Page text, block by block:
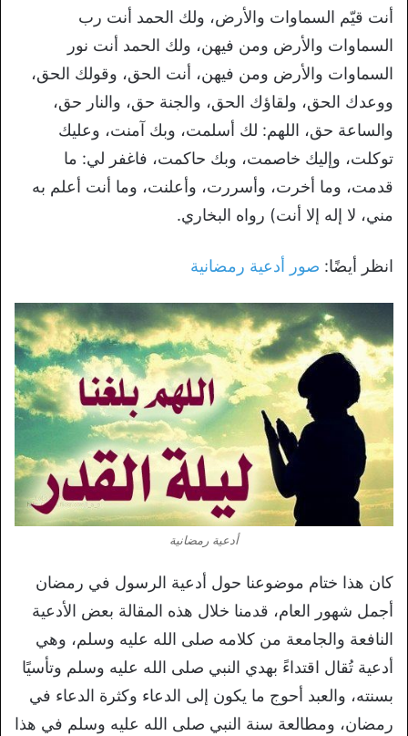
أنت قيّم السماوات والأرض، ولك الحمد أنت رب
السماوات والأرض ومن فيهن، ولك الحمد أنت نور
السماوات والأرض ومن فيهن، أنت الحق، وقولك الحق،
ووعدك الحق، ولقاؤك الحق، والجنة حق، والنار حق،
والساعة حق، اللهم: لك أسلمت، وبك آمنت، وعليك
توكلت، وإليك خاصمت، وبك حاكمت، فاغفر لي: ما
قدمت، وما أخرت، وأسررت، وأعلنت، وما أنت أعلم به
مني، لا إله إلا أنت) رواه البخاري.
انظر أيضًا: صور أدعية رمضانية
أدعية رمضانية
كان هذا ختام موضوعنا حول أدعية الرسول في رمضان
أجمل شهور العام، قدمنا خلال هذه المقالة بعض الأدعية
النافعة والجامعة من كلامه صلى الله عليه وسلم، وهي
أدعية تُقال اقتداءً بهدي النبي صلى الله عليه وسلم وتأسيًا
بسنته، والعبد أحوج ما يكون إلى الدعاء وكثرة الدعاء في
رمضان، ومطالعة سنة النبي صلى الله عليه وسلم في هذا